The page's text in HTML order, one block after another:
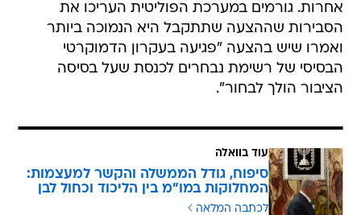
ואמרו שיש בהצעה "פגיעה בעקרון הדמוקרטי
הבסיסי של רשימת נבחרים לכנסת שעל בסיסה
הציבור הולך לבחור".
סיפוח, גודל הממשלה והקשר למעצמות:
המחלוקות במו"מ בין הליכוד וכחול לבן
לכתבה המלאה